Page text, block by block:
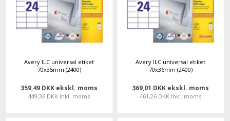
Avery ILC universal etiket
70x35mm (2400)
359,49 DKK ekskl. moms
449,36 DKK Inkl. moms
Avery ILC universal etiket
70x36mm (2400)
369,01 DKK ekskl. moms
461,26 DKK Inkl. moms